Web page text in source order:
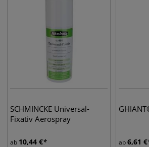
SCHMINCKE Universal-
Fixativ Aerospray
ab 10,44 € ab6,61 €